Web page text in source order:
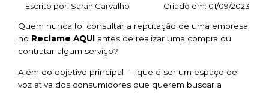
Escrito por: Sarah Carvalho Criado em: 01/09/2023
Quem nunca foi consultar a reputação de uma empresa
no Reclame AQUI antes de realizar uma compra ou
contratar algum serviço?
Além do objetivo principal — que é ser um espaço de
voz ativa dos consumidores que querem buscar a